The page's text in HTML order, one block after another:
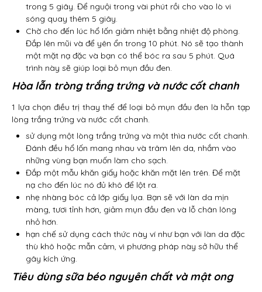
trong 5 giây. Để nguội trong vài phút rồi cho vào lò vi
sóng quay thêm 5 giây.
Chờ cho đến lúc hổ lốn giảm nhiệt bằng nhiệt độ phòng.
Đắp lên mũi và để yên ổn trong 10 phút. Nó sẽ tạo thành
một mặt nạ đặc và bạn có thể bóc ra sau 5 phút. Quá
trình này sẽ giúp loại bỏ mụn đầu đen.
Hòa lẫn tròng trắng trứng và nước cốt chanh
1 lựa chọn điều trị thay thế để loại bỏ mụn đầu đen là hỗn tạp
lòng trắng trứng và nước cốt chanh.
sử dụng một lòng trắng trứng và một thìa nước cốt chanh.
Đánh đều hổ lốn mang nhau và trâm lên da, nhắm vào
những vùng bạn muốn làm cho sạch.
Đắp một mẫu khăn giấy hoặc khăn mặt lên trên. Để mặt
nạ cho đến lúc nó đủ khô để lột ra.
nhẹ nhàng bóc cả lớp giấy lụa. Bạn sẽ với làn da mịn
màng, tươi tỉnh hơn, giảm mụn đầu đen và lỗ chân lông
nhỏ hơn.
hạn chế sử dụng cách thức này ví như bạn với làn da đặc
thù khô hoặc mẫn cảm, vì phương pháp này sở hữu thể
gây kích ứng.
Tiêu dùng sữa béo nguyên chất và mật ong